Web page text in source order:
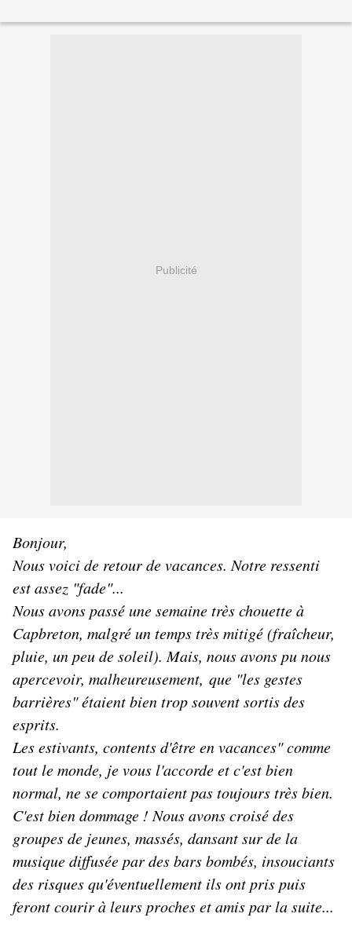
Publicité
Bonjour,
Nous voici de retour de vacances. Notre ressenti
est assez "fade"...
Nous avons passé une semaine très chouette à
Capbreton, malgré un temps très mitigé (fraîcheur,
pluie, un peu de soleil). Mais, nous avons pu nous
apercevoir, malheureusement, que "les gestes
barrières" étaient bien trop souvent sortis des
esprits.
Les estivants, contents d'être en vacances" comme
tout le monde, je vous l'accorde et c'est bien
normal, ne se comportaient pas toujours très bien.
C'est bien dommage ! Nous avons croisé des
groupes de jeunes, massés, dansant sur de la
musique diffusée par des bars bombés, insouciants
des risques qu'éventuellement ils ont pris puis
feront courir à leurs proches et amis par la suite...